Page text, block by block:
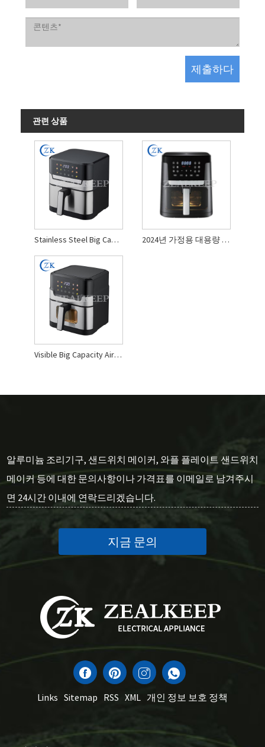
관련 상품
Stainless Steel Big Capacity Air Fryer 2024년 가정용 대용량 에어프라이어
Visible Big Capacity Air Fryer
알루미늄 조리기구, 샌드위치 메이커, 와플 플레이트 샌드위치
메이커 등에 대한 문의사항이나 가격표를 이메일로 남겨주시
면 24시간 이내에 연락드리겠습니다.
지금 문의
Links Sitemap RSS XML 개인 정보 보호 정책